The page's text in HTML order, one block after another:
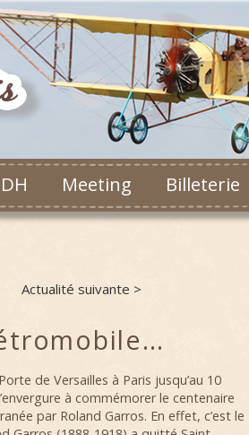
Meeting Billeterie
Actualité suivante >
de Versailles à Paris jusqu’au 10
à commémorer le centenaire
par Roland Garros. En effet, c’est le